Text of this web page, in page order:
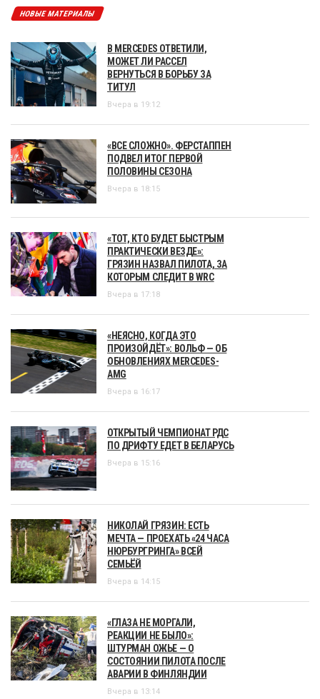
НОВЫЕ МАТЕРИАЛЫ
В MERCEDES ОТВЕТИЛИ,
МОЖЕТ ЛИ РАССЕЛ
ВЕРНУТЬСЯ В БОРЬБУ ЗА
ТИТУЛ
Вчера в 19:12
«ВСЕ СЛОЖНО». ФЕРСТАППЕН
ПОДВЕЛ ИТОГ ПЕРВОЙ
ПОЛОВИНЫ СЕЗОНА
Вчера в 18:15
«ТОТ, КТО БУДЕТ БЫСТРЫМ
ПРАКТИЧЕСКИ ВЕЗДЕ»:
ГРЯЗИН НАЗВАЛ ПИЛОТА, ЗА
КОТОРЫМ СЛЕДИТ В WRC
Вчера в 17:18
«НЕЯСНО, КОГДА ЭТО
ПРОИЗОЙДЁТ»: ВОЛЬФ — ОБ
ОБНОВЛЕНИЯХ MERCEDES-
AMG
Вчера в 16:17
ОТКРЫТЫЙ ЧЕМПИОНАТ РДС
ПО ДРИФТУ ЕДЕТ В БЕЛАРУСЬ
Вчера в 15:16
НИКОЛАЙ ГРЯЗИН: ЕСТЬ
МЕЧТА — ПРОЕХАТЬ «24 ЧАСА
НЮРБУРГРИНГА» ВСЕЙ
СЕМЬЁЙ
Вчера в 14:15
«ГЛАЗА НЕ МОРГАЛИ,
РЕАКЦИИ НЕ БЫЛО»:
ШТУРМАН ОЖЬЕ — О
СОСТОЯНИИ ПИЛОТА ПОСЛЕ
АВАРИИ В ФИНЛЯНДИИ
Вчера в 13:14